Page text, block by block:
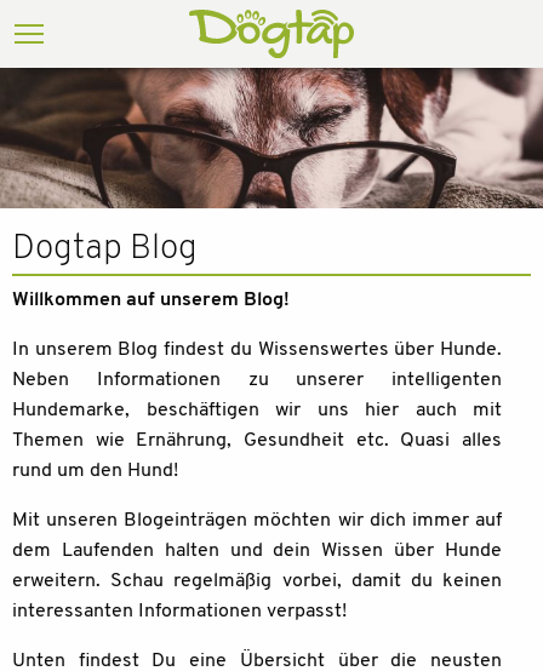
Dogtap Blog
Willkommen auf unserem Blog!
In unserem Blog findest du Wissenswertes über Hunde.
Neben Informationen zu unserer intelligenten
Hundemarke, beschäftigen wir uns hier auch mit
Themen wie Ernährung, Gesundheit etc. Quasi alles
rund um den Hund!
Mit unseren Blogeinträgen möchten wir dich immer auf
dem Laufenden halten und dein Wissen über Hunde
erweitern. Schau regelmäßig vorbei, damit du keinen
interessanten Informationen verpasst!
Unten findest Du eine Übersicht über die neusten